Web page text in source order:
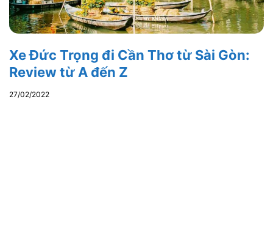
Xe Đức Trọng đi Cần Thơ từ Sài Gòn:
Review từ A đến Z
27/02/2022